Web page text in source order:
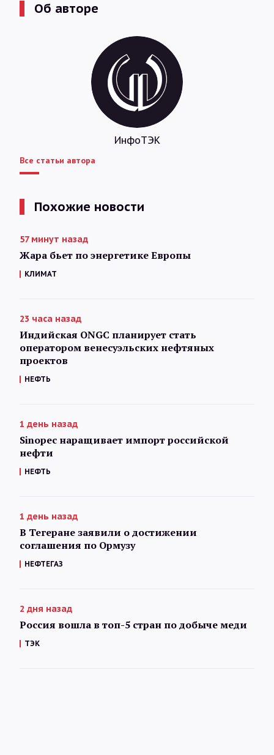
Об авторе
ИнфоТЭК
Все статьи автора
Похожие новости
57 минут назад
Жара бьет по энергетике Европы
КЛИМАТ
23 часа назад
Индийская ONGC планирует стать
оператором венесуэльских нефтяных
проектов
НЕФТЬ
1 день назад
Sinopec наращивает импорт российской
нефти
НЕФТЬ
1 день назад
В Тегеране заявили о достижении
соглашения по Ормузу
НЕФТЕГАЗ
2 дня назад
Россия вошла в топ-5 стран по добыче меди
ТЭК